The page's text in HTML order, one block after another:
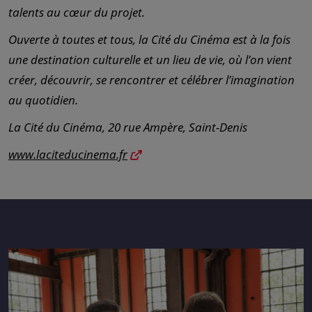
talents au cœur du projet.
Ouverte à toutes et tous, la Cité du Cinéma est à la fois
une destination culturelle et un lieu de vie, où l’on vient
créer, découvrir, se rencontrer et célébrer l’imagination
au quotidien.
La Cité du Cinéma, 20 rue Ampère, Saint-Denis
www.laciteducinema.fr